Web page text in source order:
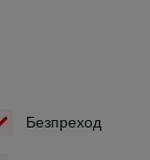
Безпреход